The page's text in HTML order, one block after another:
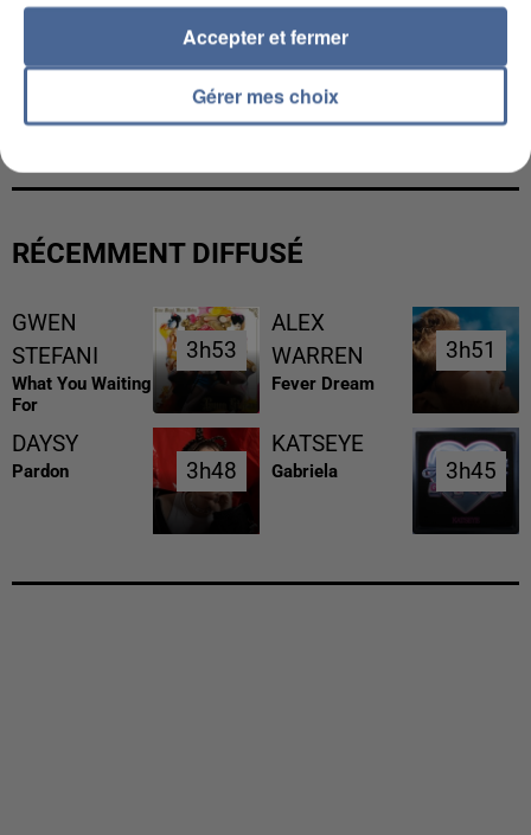
UNE TOURISTE DE L’OISE EMPORTÉE PAR UNE
COULÉE DE BOUE EN HAUTE-SAVOIE
RÉCEMMENT DIFFUSÉ
GWEN
STEFANI
What You Waiting
For
3h53
3h53
ALEX
WARREN
Fever Dream
3h51
3h51
DAYSY
Pardon 3h48
3h48
KATSEYE
Gabriela 3h45
3h45
Gérer mes choix
Accepter et fermer